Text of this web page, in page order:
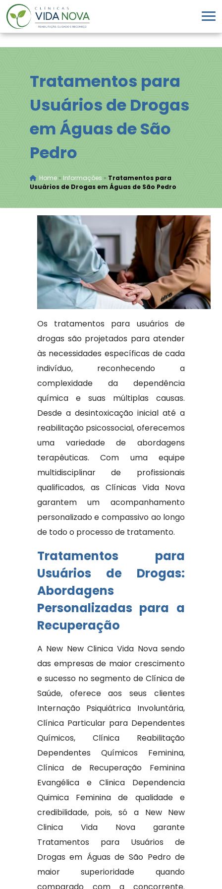
Tratamentos para
Usuários de Drogas
em Águas de São
Pedro
Home» Informações » Tratamentos para
Usuários de Drogas em Águas de São Pedro
Os tratamentos para usuários de
drogas são projetados para atender
às necessidades específicas de cada
indivíduo, reconhecendo a
complexidade da dependência
química e suas múltiplas causas.
Desde a desintoxicação inicial até a
reabilitação psicossocial, oferecemos
uma variedade de abordagens
terapêuticas. Com uma equipe
multidisciplinar de profissionais
qualificados, as Clínicas Vida Nova
garantem um acompanhamento
personalizado e compassivo ao longo
de todo o processo de tratamento.
Tratamentos para
Usuários de Drogas:
Abordagens
Personalizadas para a
Recuperação
A New New Clinica Vida Nova sendo
das empresas de maior crescimento
e sucesso no segmento de Clínica de
Saúde, oferece aos seus clientes
Internação Psiquiátrica Involuntária,
Clínica Particular para Dependentes
Químicos, Clínica Reabilitação
Dependentes Químicos Feminina,
Clínica de Recuperação Feminina
Evangélica e Clinica Dependencia
Quimica Feminina de qualidade e
credibilidade, pois, só a New New
Clinica Vida Nova garante
Tratamentos para Usuários de
Drogas em Águas de São Pedro de
maior superioridade quando